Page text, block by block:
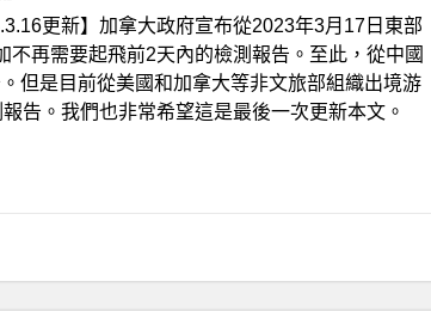
更新】加拿大政府宣布從2023年3月17日東部
再需要起飛前2天內的檢測報告。至此，從中國
但是目前從美國和加拿大等非文旅部組織出境游
告。我們也非常希望這是最後一次更新本文。